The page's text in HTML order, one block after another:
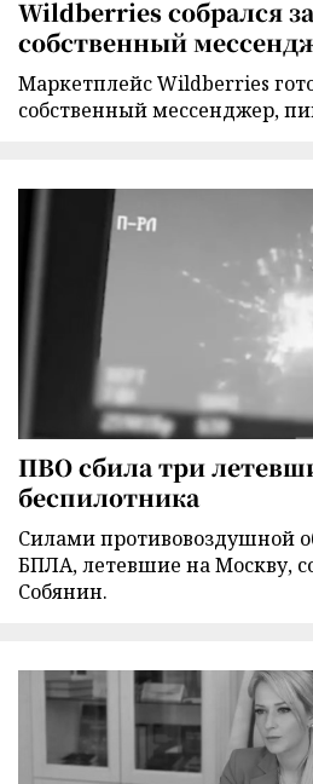
Wildberries собрался
собственный
Маркетплейс Wildberries
собственный мессенджер,
ПВО сбила три
беспилотника
Силами противовоздушной
БПЛА, летевшие на Москву,
Собянин.